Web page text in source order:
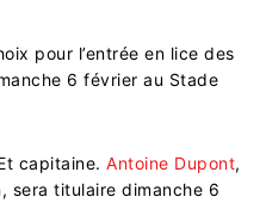
pour l’entrée en lice des
6 février au Stade
capitaine. Antoine Dupont,
sera titulaire dimanche 6